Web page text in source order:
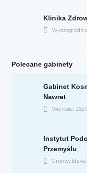
Klinika
Polecane gabinety
Gabinet
Nawrat
Wolności 262/
Instytut
Przemyślu
Grunwaldzka